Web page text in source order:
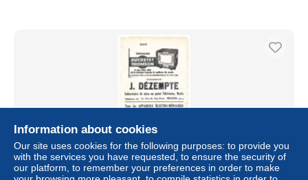
Information about cookies
Our site uses cookies for the following purposes: to provide you
with the services you have requested, to ensure the security of
our platform, to remember your preferences in order to make